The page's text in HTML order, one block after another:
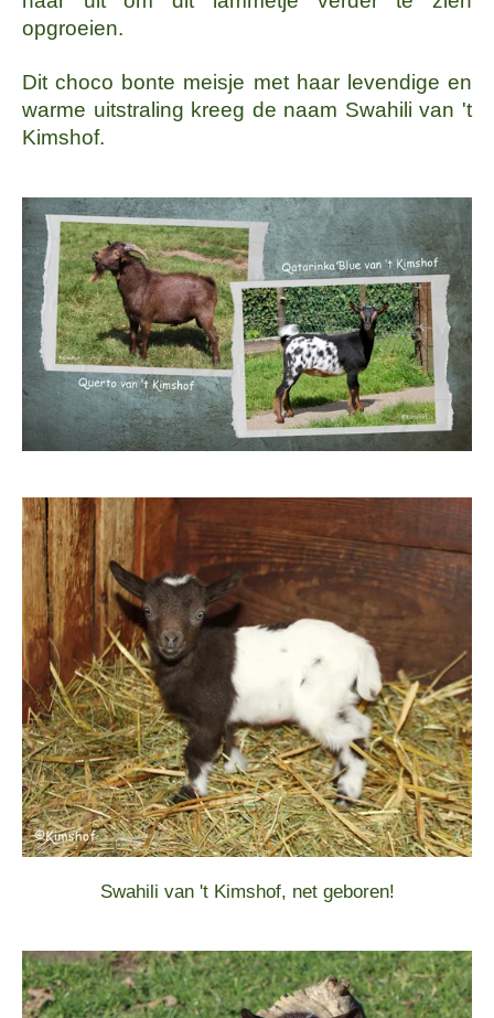
opgroeien.
Dit choco bonte meisje met haar levendige en
warme uitstraling kreeg de naam Swahili van 't
Kimshof.
Swahili van 't Kimshof, net geboren!